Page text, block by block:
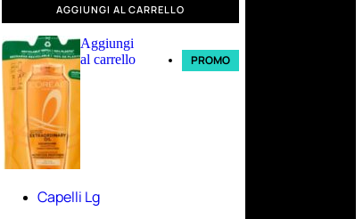
AGGIUNGI AL CARRELLO
Aggiungi
al carrello
PROMO
Capelli Lg